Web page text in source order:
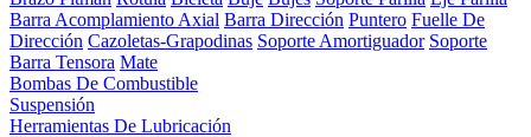
Barra Acomplamiento Axial Barra Dirección Puntero Fuelle De
Dirección Cazoletas-Grapodinas Soporte Amortiguador Soporte
Barra Tensora Mate
Bombas De Combustible
Suspensión
Herramientas De Lubricación